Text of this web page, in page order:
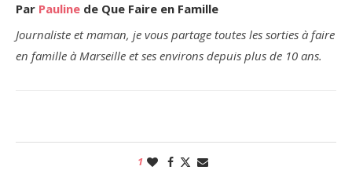
Par Pauline de Que Faire en Famille
Journaliste et maman, je vous partage toutes les sorties à faire
en famille à Marseille et ses environs depuis plus de 10 ans.
1